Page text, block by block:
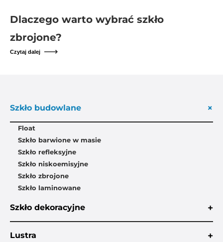
Dlaczego warto wybrać szkło
zbrojone?
Czytaj dalej
Szkło budowlane +
Float
Szkło barwione w masie
Szkło refleksyjne
Szkło niskoemisyjne
Szkło zbrojone
Szkło laminowane
Szkło dekoracyjne +
Lustra +